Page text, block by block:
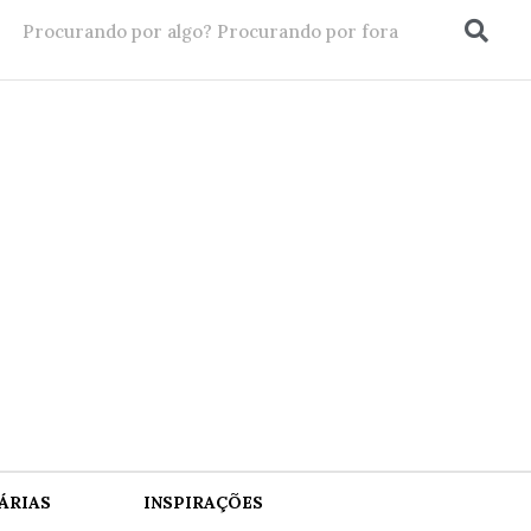
INSPIRAÇÕES